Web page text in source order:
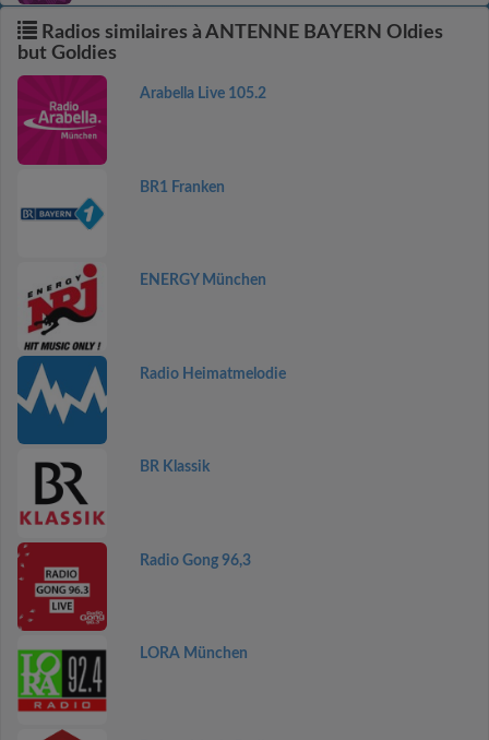
Radios similaires à ANTENNE BAYERN Oldies
but Goldies
Arabella Live 105.2
BR1 Franken
ENERGY München
Radio Heimatmelodie
BR Klassik
Radio Gong 96,3
LORA München